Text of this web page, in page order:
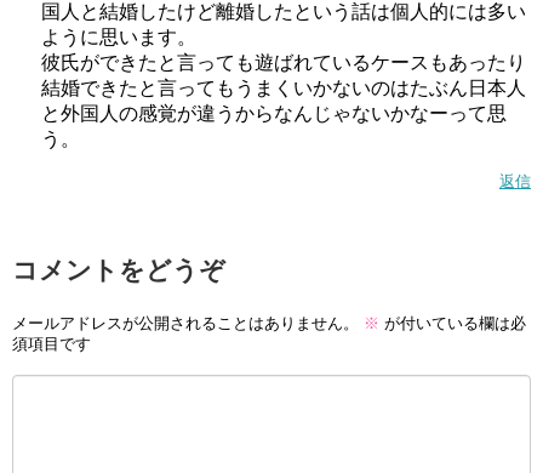
国人と結婚したけど離婚したという話は個人的には多い
ように思います。
彼氏ができたと言っても遊ばれているケースもあったり
結婚できたと言ってもうまくいかないのはたぶん日本人
と外国人の感覚が違うからなんじゃないかなーって思
う。
返信
コメントをどうぞ
メールアドレスが公開されることはありません。 ※ が付いている欄は必
須項目です